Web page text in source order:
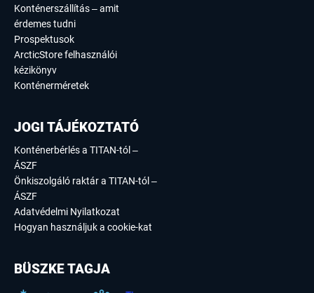
Konténerszállítás – amit
érdemes tudni
Prospektusok
ArcticStore felhasználói
kézikönyv
Konténerméretek
JOGI TÁJÉKOZTATÓ
Konténerbérlés a TITAN-tól –
ÁSZF
Önkiszolgáló raktár a TITAN-tól –
ÁSZF
Adatvédelmi Nyilatkozat
Hogyan használjuk a cookie-kat
BÜSZKE TAGJA